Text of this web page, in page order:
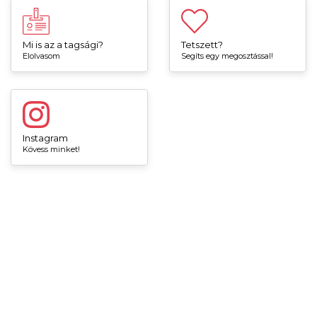
Mi is az a tagsági?
Elolvasom
Tetszett?
Segíts egy megosztással!
Instagram
Kövess minket!